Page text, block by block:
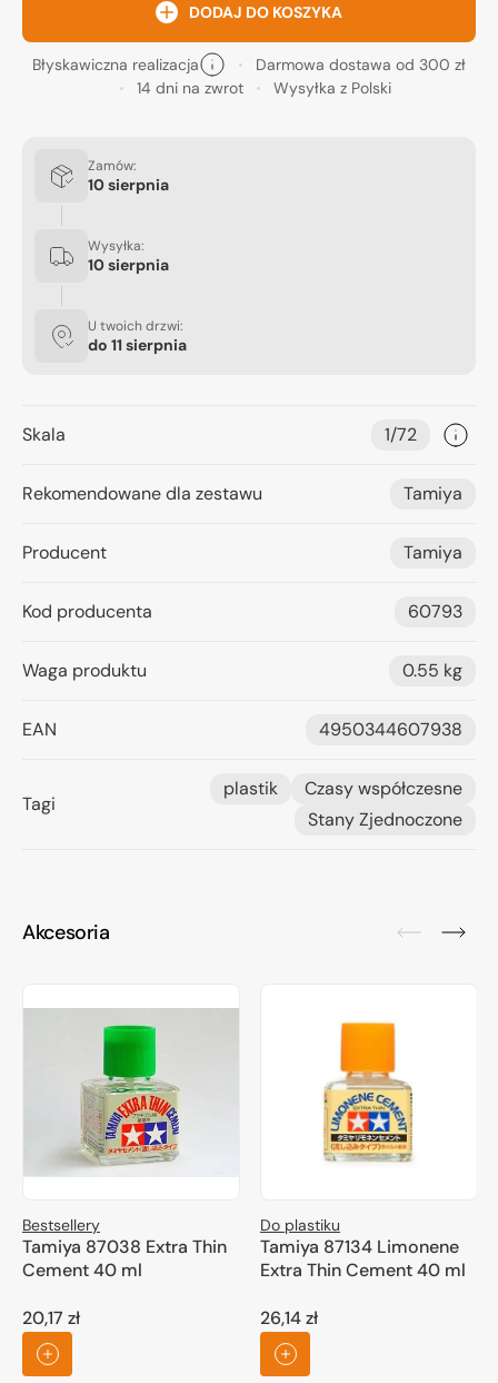
DODAJ DO KOSZYKA
Błyskawiczna realizacja
Darmowa dostawa od 300 zł
14 dni na zwrot
Wysyłka z Polski
Zamów:
10 sierpnia
Wysyłka:
10 sierpnia
U twoich drzwi:
do 11 sierpnia
Skala 1/72
Rekomendowane dla zestawu Tamiya
Producent Tamiya
Kod producenta 60793
Waga produktu 0.55 kg
EAN 4950344607938
Tagi
plastik
Czasy współczesne
Stany Zjednoczone
Akcesoria
Bestsellery
Tamiya 87038 Extra Thin
Cement 40 ml
Cena
regularna
20,17 zł
Do plastiku
Tamiya 87134 Limonene
Extra Thin Cement 40 ml
Cena
regularna
26,14 zł